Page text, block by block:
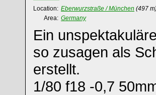
Location: Eberwurzstraße / München (497
Area: Germany
Ein
so zusagen als
erstellt.
1/80 f18 -0,7